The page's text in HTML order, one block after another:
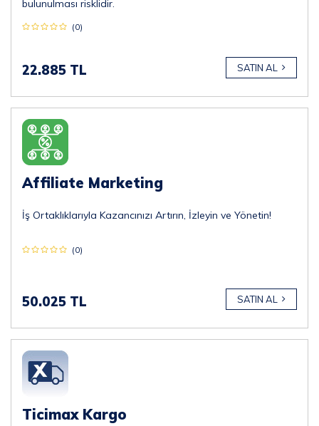
bulunulması risklidir.
(0)
22.885 TL SATIN AL
Affiliate Marketing
İş Ortaklıklarıyla Kazancınızı Artırın, İzleyin ve Yönetin!
(0)
50.025 TL SATIN AL
Ticimax Kargo